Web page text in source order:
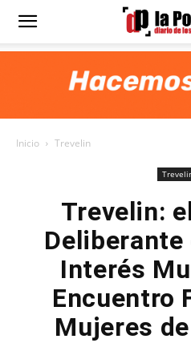
Diario
Inicio Trevelin
Trevelin:
Deliberante
Interés
Encuentro
Mujeres